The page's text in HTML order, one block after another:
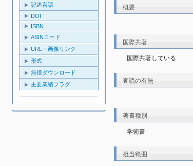
記述言語
DOI
ISBN
ASINコード
URL・画像リンク
形式
無償ダウンロード
主要業績フラグ
概要
国際共著
国際共著している
査読の有無
著書種別
学術書
担当範囲